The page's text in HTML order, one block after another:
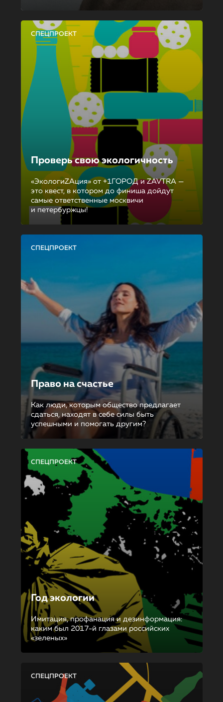
СПЕЦПРОЕКТ
Проверь свою экологичность
«ЭкологиZAция» от +1ГОРОД и ZAVTRA —
это квест, в котором до финиша дойдут
самые ответственные москвичи
и петербуржцы!
СПЕЦПРОЕКТ
Право на счастье
Как люди, которым общество предлагает
сдаться, находят в себе силы быть
успешными и помогать другим?
СПЕЦПРОЕКТ
Год экологии
Имитация, профанация и дезинформация:
каким был 2017-й глазами российских
«зеленых»
СПЕЦПРОЕКТ